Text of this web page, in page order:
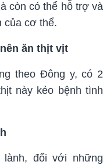
còn có thể hỗ trợ và
của cơ thể.
ăn thịt vịt
theo Đông y, có 2
này kẻo bệnh tình
đối với những